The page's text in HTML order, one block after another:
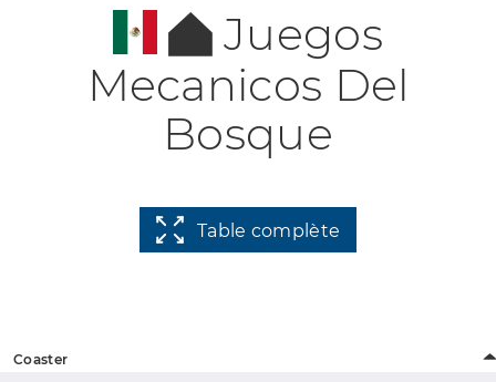
Juegos
Mecanicos Del
Bosque
Table complète
Coaster